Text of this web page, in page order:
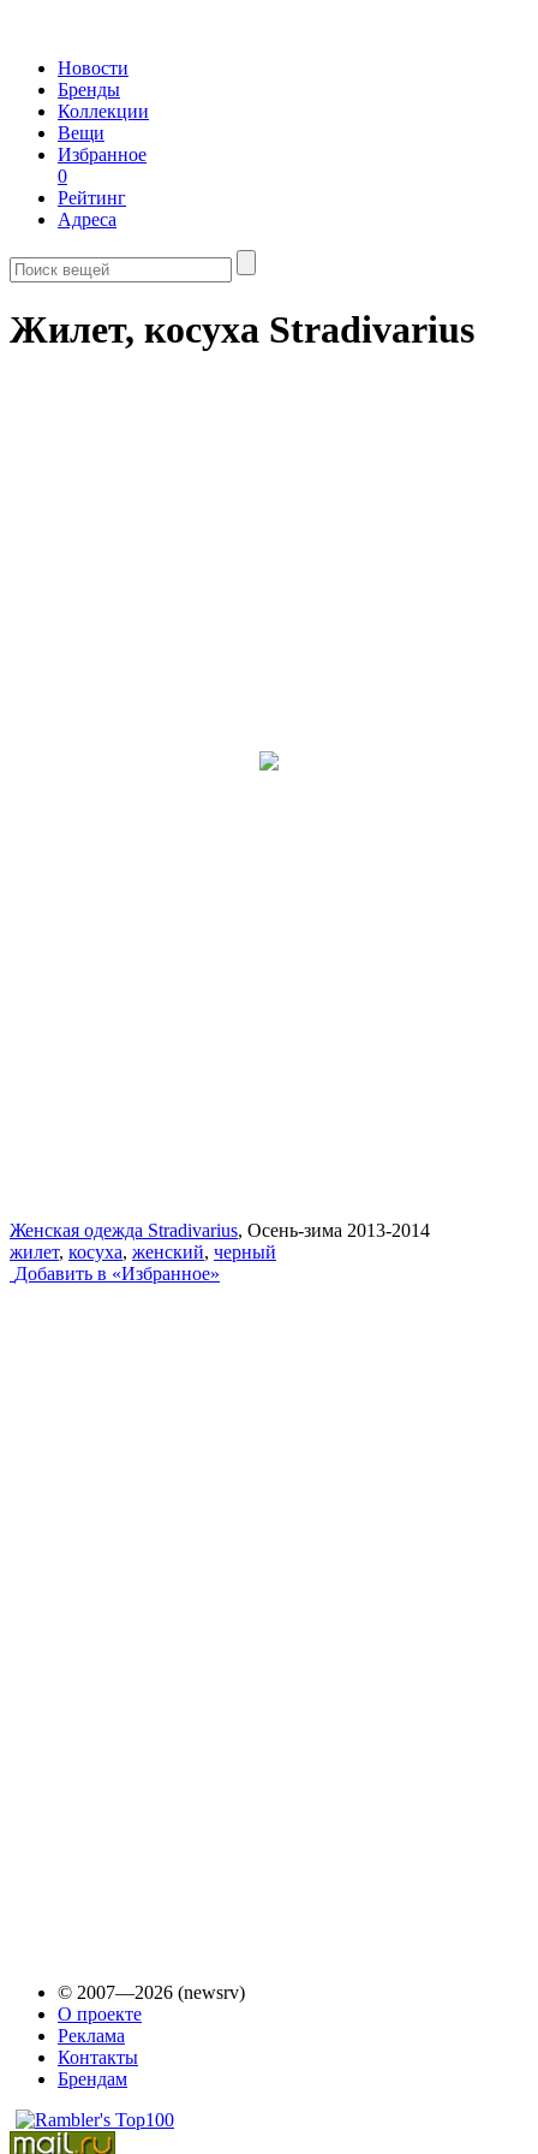
Новости
Бренды
Коллекции
Вещи
Избранное
0
Рейтинг
Адреса
Жилет, косуха Stradivarius
Женская одежда Stradivarius, Осень-зима 2013-2014
жилет, косуха, женский, черный
Добавить в «Избранное»
© 2007—2026 (newsrv)
О проекте
Реклама
Контакты
Брендам